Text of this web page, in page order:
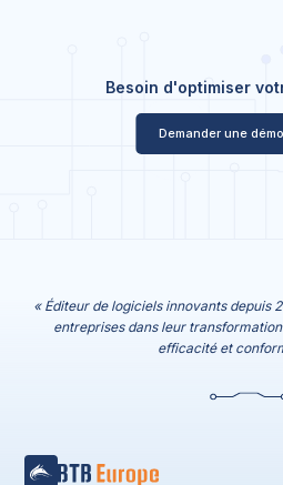
Besoin d'optimiser
Demander une
« Éditeur de logiciels innovants depuis
entreprises dans leur
efficacité et